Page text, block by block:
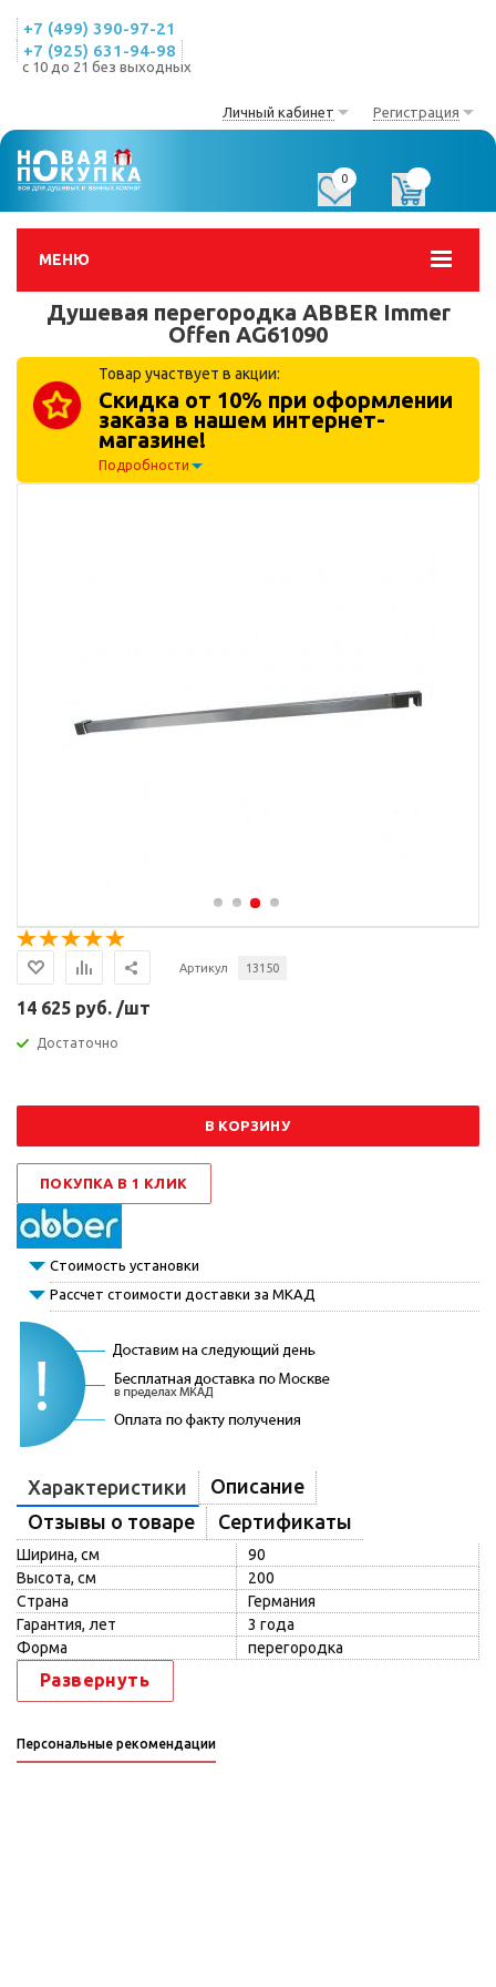
+7 (499) 390-97-21
+7 (925) 631-94-98
с 10 до 21 без выходных
Личный кабинет Регистрация
МЕНЮ
0
Душевая перегородка ABBER Immer
Offen AG61090
Товар участвует в акции:
Скидка от 10% при оформлении
заказа в нашем интернет-
магазине!
Подробности
Артикул 13150
14 625 руб. /шт
Достаточно
В КОРЗИНУ
ПОКУПКА В 1 КЛИК
Стоимость установки
Рассчет стоимости доставки за МКАД
Характеристики
Описание
Отзывы о товаре
Сертификаты
Ширина, см
90
Высота, см
200
Страна
Германия
Гарантия, лет
3 года
Форма
перегородка
Развернуть
Персональные рекомендации